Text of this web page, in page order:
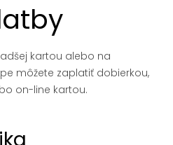
kartou alebo na
môžete zaplatiť dobierkou,
on-line kartou.